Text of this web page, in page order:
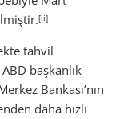
[ii]
tahvil
ABD başkanlık
Bankası’nın
daha hızlı